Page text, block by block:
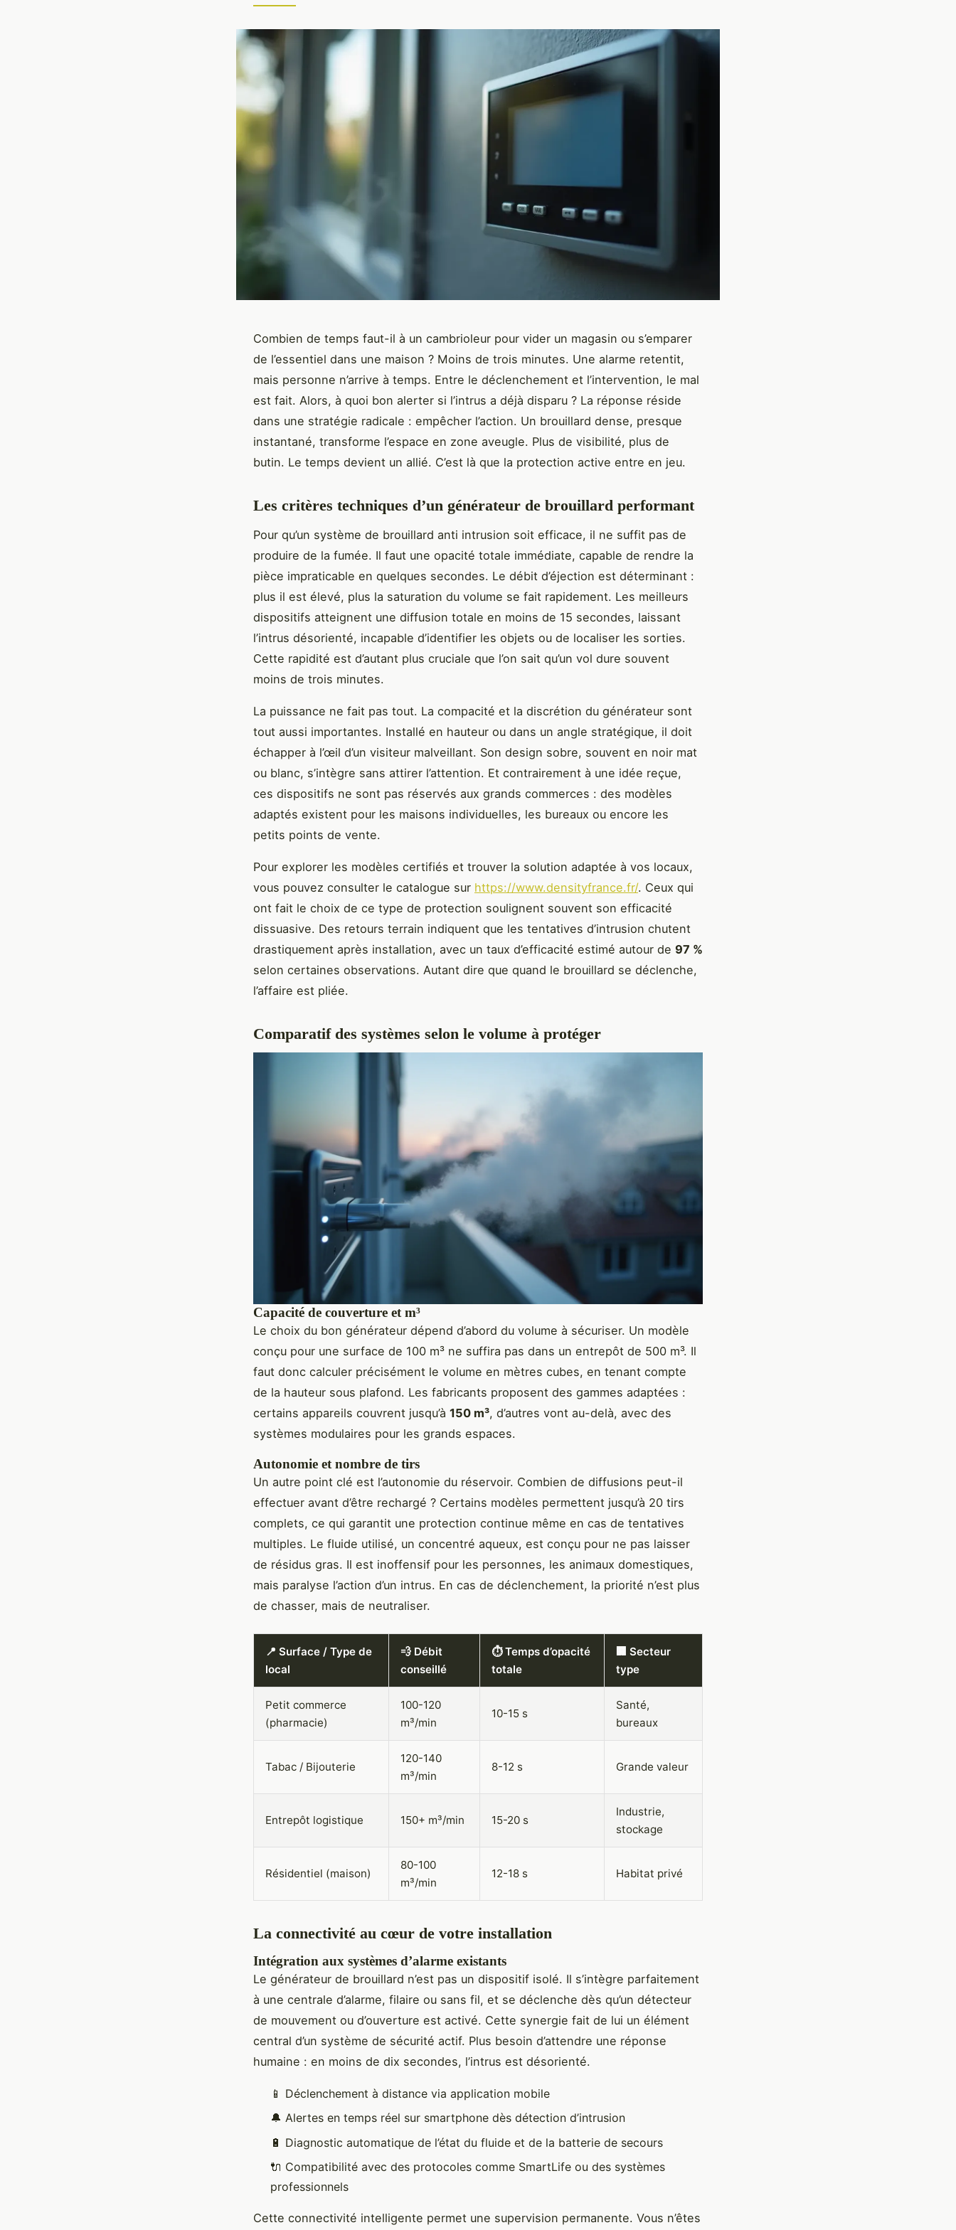
Combien de temps faut-il à un cambrioleur pour vider un magasin ou s’emparer
de l’essentiel dans une maison ? Moins de trois minutes. Une alarme retentit,
mais personne n’arrive à temps. Entre le déclenchement et l’intervention, le mal
est fait. Alors, à quoi bon alerter si l’intrus a déjà disparu ? La réponse réside
dans une stratégie radicale : empêcher l’action. Un brouillard dense, presque
instantané, transforme l’espace en zone aveugle. Plus de visibilité, plus de
butin. Le temps devient un allié. C’est là que la protection active entre en jeu.
Les critères techniques d’un générateur de brouillard performant
Pour qu’un système de brouillard anti intrusion soit efficace, il ne suffit pas de
produire de la fumée. Il faut une opacité totale immédiate, capable de rendre la
pièce impraticable en quelques secondes. Le débit d’éjection est déterminant :
plus il est élevé, plus la saturation du volume se fait rapidement. Les meilleurs
dispositifs atteignent une diffusion totale en moins de 15 secondes, laissant
l’intrus désorienté, incapable d’identifier les objets ou de localiser les sorties.
Cette rapidité est d’autant plus cruciale que l’on sait qu’un vol dure souvent
moins de trois minutes.
La puissance ne fait pas tout. La compacité et la discrétion du générateur sont
tout aussi importantes. Installé en hauteur ou dans un angle stratégique, il doit
échapper à l’œil d’un visiteur malveillant. Son design sobre, souvent en noir mat
ou blanc, s’intègre sans attirer l’attention. Et contrairement à une idée reçue,
ces dispositifs ne sont pas réservés aux grands commerces : des modèles
adaptés existent pour les maisons individuelles, les bureaux ou encore les
petits points de vente.
Pour explorer les modèles certifiés et trouver la solution adaptée à vos locaux,
vous pouvez consulter le catalogue sur https://www.densityfrance.fr/. Ceux qui
ont fait le choix de ce type de protection soulignent souvent son efficacité
dissuasive. Des retours terrain indiquent que les tentatives d’intrusion chutent
drastiquement après installation, avec un taux d’efficacité estimé autour de 97 %
selon certaines observations. Autant dire que quand le brouillard se déclenche,
l’affaire est pliée.
Comparatif des systèmes selon le volume à protéger
Capacité de couverture et m³
Le choix du bon générateur dépend d’abord du volume à sécuriser. Un modèle
conçu pour une surface de 100 m³ ne suffira pas dans un entrepôt de 500 m³. Il
faut donc calculer précisément le volume en mètres cubes, en tenant compte
de la hauteur sous plafond. Les fabricants proposent des gammes adaptées :
certains appareils couvrent jusqu’à 150 m³, d’autres vont au-delà, avec des
systèmes modulaires pour les grands espaces.
Autonomie et nombre de tirs
Un autre point clé est l’autonomie du réservoir. Combien de diffusions peut-il
effectuer avant d’être rechargé ? Certains modèles permettent jusqu’à 20 tirs
complets, ce qui garantit une protection continue même en cas de tentatives
multiples. Le fluide utilisé, un concentré aqueux, est conçu pour ne pas laisser
de résidus gras. Il est inoffensif pour les personnes, les animaux domestiques,
mais paralyse l’action d’un intrus. En cas de déclenchement, la priorité n’est plus
de chasser, mais de neutraliser.
📍 Surface / Type de
local
💨 Débit
conseillé
⏱️ Temps d’opacité
totale
🏢 Secteur
type
Petit commerce
(pharmacie)
100-120
m³/min
10-15 s
Santé,
bureaux
Tabac / Bijouterie
120-140
m³/min
8-12 s Grande valeur
Entrepôt logistique 150+ m³/min 15-20 s
Industrie,
stockage
Résidentiel (maison)
80-100
m³/min
12-18 s Habitat privé
La connectivité au cœur de votre installation
Intégration aux systèmes d’alarme existants
Le générateur de brouillard n’est pas un dispositif isolé. Il s’intègre parfaitement
à une centrale d’alarme, filaire ou sans fil, et se déclenche dès qu’un détecteur
de mouvement ou d’ouverture est activé. Cette synergie fait de lui un élément
central d’un système de sécurité actif. Plus besoin d’attendre une réponse
humaine : en moins de dix secondes, l’intrus est désorienté.
📱 Déclenchement à distance via application mobile
🔔 Alertes en temps réel sur smartphone dès détection d’intrusion
🔋 Diagnostic automatique de l’état du fluide et de la batterie de secours
🔌 Compatibilité avec des protocoles comme SmartLife ou des systèmes
professionnels
Cette connectivité intelligente permet une supervision permanente. Vous n’êtes